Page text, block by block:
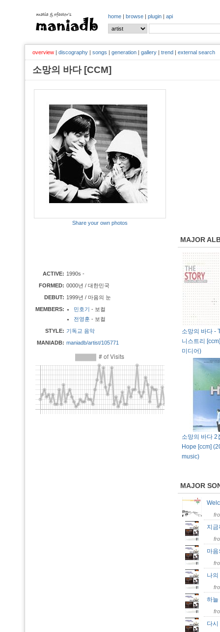
home | browse | plugin | api
overview | discography | songs | generation | gallery | trend | external search
소망의 바다 [CCM]
Share your own photos
ACTIVE: 1990s -
FORMED: 0000년 / 대한민국
DEBUT: 1999년 / 마음의 눈
MEMBERS:
민호기 - 보컬
전영훈 - 보컬
STYLE: 기독교 음악
MANIADB: maniadb/artist/105771
MAJOR
소망의 바다 -
니스트리
미디어)
소망의 바다 2
Hope [ccm]
music)
MAJOR
지
마
나
하
다